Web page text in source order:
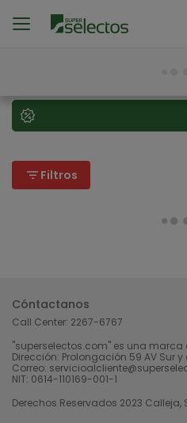
filter_list Filtros
Cóntactanos
Call Center: 2267-6767
"superselectos.com" es una
Dirección: Prolongación 59 AV Sur y
Correo:
NIT: 0614-110169-001-1
Derechos Reservados 2023 Calleja,